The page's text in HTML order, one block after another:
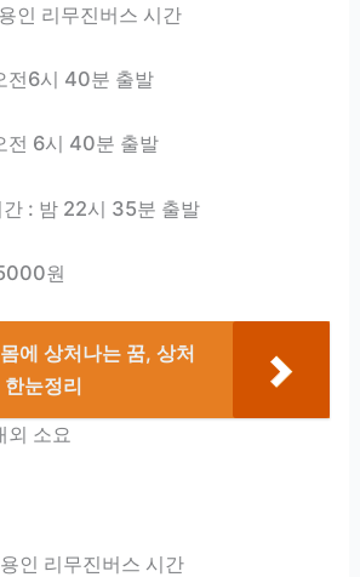
인 리무진버스 시간
전6시 40분 출발
전 6시 40분 출발
: 밤 22시 35분 출발
원
에 상처나는 꿈, 상처
눈정리
외 소요
인 리무진버스 시간